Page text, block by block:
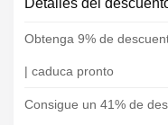
Detalles del
Obtenga 9% de
| caduca pronto
Consigue un 41% de